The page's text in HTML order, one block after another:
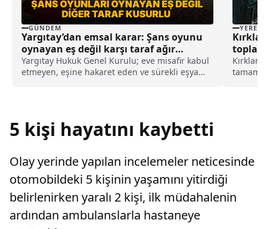
GÜNDEM
Yargıtay’dan emsal karar: Şans oyunu
oynayan eş değil karşı taraf ağır
kusurlu sayıldı
Yargıtay Hukuk Genel Kurulu; eve misafir kabul
etmeyen, eşine hakaret eden ve sürekli eşya
YEREL
5 kişi hayatını kaybetti
Olay yerinde yapılan incelemeler neticesinde
otomobildeki 5 kişinin yaşamını yitirdiği
belirlenirken yaralı 2 kişi, ilk müdahalenin
ardından ambulanslarla hastaneye